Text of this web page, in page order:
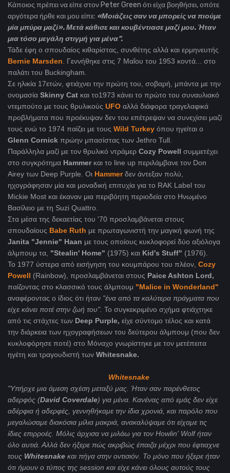
Κάποιος πρέπει να είπε στον Peter Green ότι είχα βοηθήσει, οπότε
αργότερα ήρθε και μου είπε: «Μοιάζεις σαν να μπορείς να πιούμε
μία μπύρα μαζί». Μετά κάθισε και κουβέντιασε μαζί μου. Ήταν
μια τόσο μεγάλη στιγμή για μένα".
Τάδε έφη ο σπουδαίος κιθαρίστας, συνθέτης αλλά και ερμηνευτής
Bernie Marsden. Γεννήθηκε στις 7 Μαΐου του 1953 κοντά... στο
παλάτι του Buckingham.
Σε ηλικία 17ετών, φτιάχνει την πρώτη του, σοβαρή, μπάντα με την
ονομασία Skinny Cat και το1973 κάνει το πρώτο του συναυλιακό
ντεμπούτο με τους θρυλικούς UFO αλλά διάφορα τραγελαφικά
προβλήματα που προέκυψαν δεν του επέτρεψαν να συνεχίσει μαζί
τους ενώ το 1974 παίζει με τους Wild Turkey όπου ηγείται ο
Glenn Cornick πρώην μπασίστας των Jethro Tull.
Παράλληλα μαζί με τον θρυλικό ντράμερ Cozy Powell συμμετέχει
στο συγκρότημα Hammer και το line up περιλάμβανε τον Don
Airey των Deep Purple. Οι Hammer δεν άντεξαν πολύ,
ηχογράφησαν μία και μοναδική επιτυχία για το RAK Label του
Mickie Most και έκαναν μια περιβόητη περιοδεία στο Ηνωμένο
Βασίλειο με τη Suzi Quattro.
Στα μέσα της δεκαετίας του '70 προσλαμβάνεται στους
σπουδαίους Babe Ruth με πρωταγωνιστή την μαγική φωνή της
Janita "Jennie" Haan με τους οποίους κυκλοφορεί δύο αξιόλογα
άλμπουμ τα, "Stealin' Home" (1975) και Kid's Stuff" (1976).
Το 1977 ύστερα από εισήγηση του κουμπάρου του πλέον, Cozy
Powell (Rainbow), προσλαμβάνεται στους Paice Ashton Lord,
παίζοντας στο κλασσικό τους άλμπουμ "Malice in Wonderland"
αναφέροντας ο ίδιος ότι ήταν "ένα από τα καλύτερα πράγματα που
είχε κάνει ποτέ στην ζωή του". To συγκεκριμένο σχήμα φτιάχτηκε
από τις στάχτες των Deep Purple, είχε σύντομο τέλος και κατά
την διάρκεια των ηχογραφήσεων του δεύτερου άλμπουμ (που δεν
κυκλοφόρησε ποτέ) στο Μόναχο γνωρίστηκε με τον μετέπειτα
ηγέτη και τραγουδιστή των Whitesnake.
Whitesnake
"Υπήρχε μια άμεση σχέση μεταξύ μας. Ήταν σαν παρένθετος
αδερφός (David Coverdale) για μένα. Κανένας από εμάς δεν είχε
αδέρφια ή αδερφές, γεννηθήκαμε την ίδια χρονιά, και παρόλο που
μεγαλώσαμε διακόσια μίλια μακριά, ανακαλύψαμε ότι είχαμε τις
ίδιες επιρροές. Μόλις άρχισα να μιλάω για τον Howlin' Wolf ήταν
όλο αυτιά. Αλλά δεν ήξερε πώς ακριβώς έπαιζα μέχρι που έφτιαχνε
τους Whitesnake και πήγα στην οντισιόν. Το μόνο που ήξερε ήταν
ότι ήμουν ο τύπος της session και είχε κάνει όλους αυτούς τους